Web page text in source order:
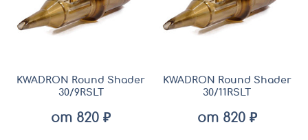
KWADRON Round Shader
30/9RSLT
от 820 ₽
KWADRON Round Shader
30/11RSLT
от 820 ₽